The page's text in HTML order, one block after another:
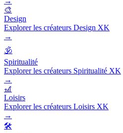
🎨
Design
Explorer les créateurs Design XK
→
🕉️
Spiritualité
Explorer les créateurs Spiritualité XK
→
🎢
Loisirs
Explorer les créateurs Loisirs XK
→
🛠️